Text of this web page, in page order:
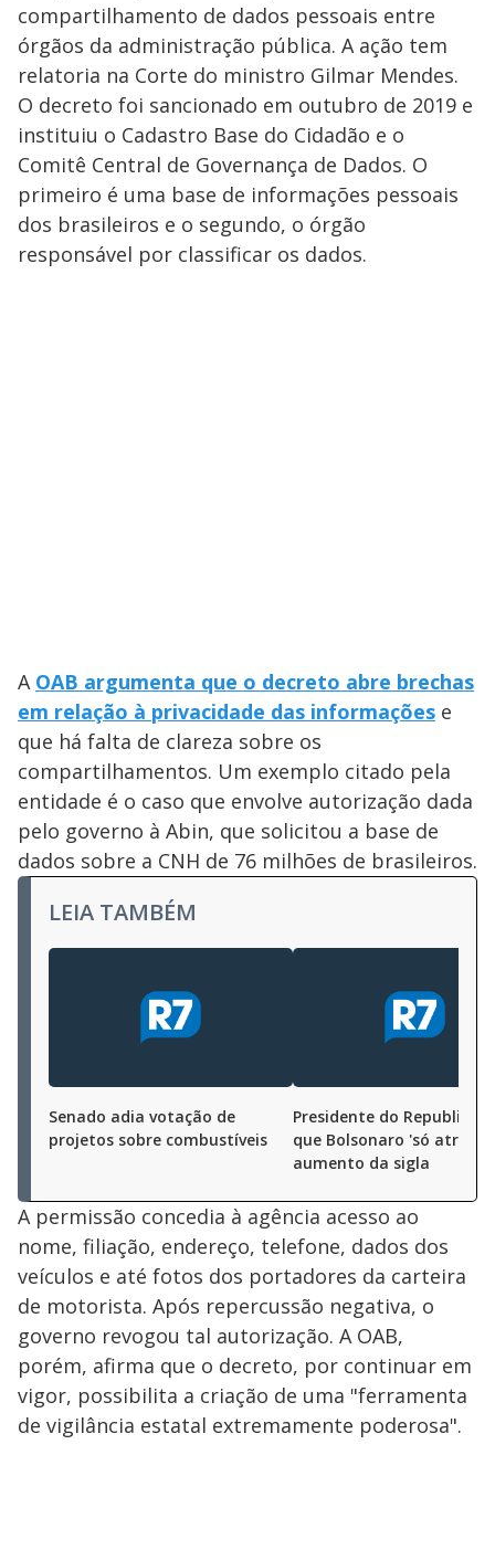
compartilhamento de dados pessoais entre
órgãos da administração pública. A ação tem
relatoria na Corte do ministro Gilmar Mendes.
O decreto foi sancionado em outubro de 2019 e
instituiu o Cadastro Base do Cidadão e o
Comitê Central de Governança de Dados. O
primeiro é uma base de informações pessoais
dos brasileiros e o segundo, o órgão
responsável por classificar os dados.
A OAB argumenta que o decreto abre brechas
em relação à privacidade das informações e
que há falta de clareza sobre os
compartilhamentos. Um exemplo citado pela
entidade é o caso que envolve autorização dada
pelo governo à Abin, que solicitou a base de
dados sobre a CNH de 76 milhões de brasileiros.
LEIA TAMBÉM
Senado adia votação de
projetos sobre combustíveis
Presidente do
que Bolsonaro 'só
aumento da sigla
A permissão concedia à agência acesso ao
nome, filiação, endereço, telefone, dados dos
veículos e até fotos dos portadores da carteira
de motorista. Após repercussão negativa, o
governo revogou tal autorização. A OAB,
porém, afirma que o decreto, por continuar em
vigor, possibilita a criação de uma "ferramenta
de vigilância estatal extremamente poderosa".